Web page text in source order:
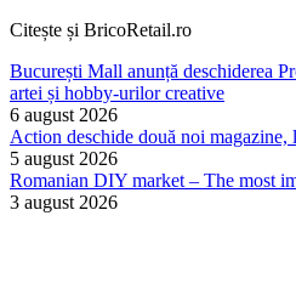
Citește și BricoRetail.ro
București Mall anunță deschiderea
artei și hobby-urilor creative
6 august 2026
Action deschide două noi
5 august 2026
Romanian DIY market – The most
3 august 2026